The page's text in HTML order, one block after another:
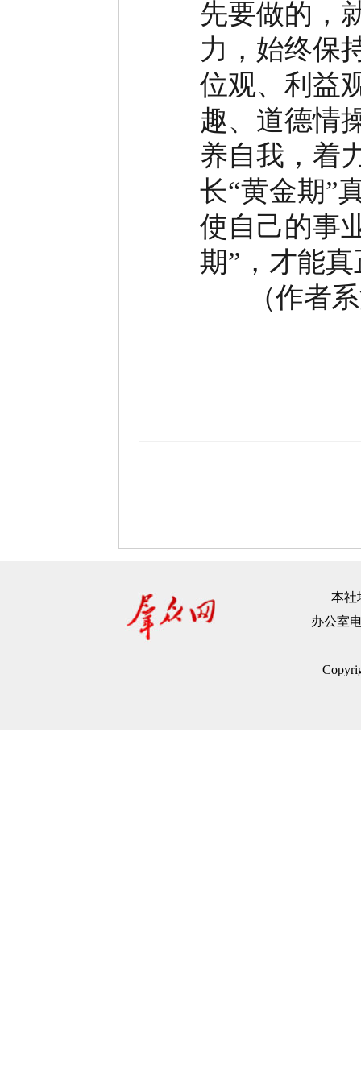
先要做的，
力，始终保
位观、利益
趣、道德情
养自我，着
长“黄金期”
使自己的事
期” ，才能
（作者
本社
办公室